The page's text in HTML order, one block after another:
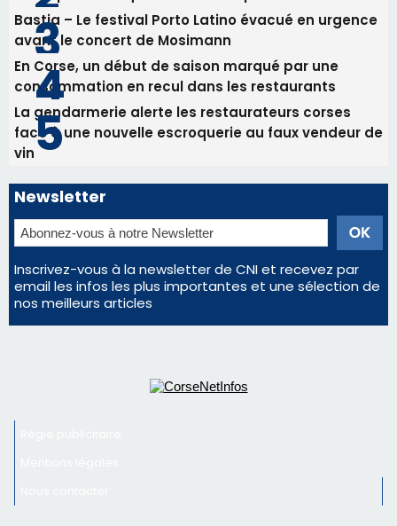
Les plus lus
Satine Nomary est la nouvelle Miss Corse 2026
Éclipse du 12 août : la Corse aux premières loges
d'un spectacle qui ne reviendra pas avant 2081
Bastia – Le festival Porto Latino évacué en urgence
avant le concert de Mosimann
En Corse, un début de saison marqué par une
consommation en recul dans les restaurants
La gendarmerie alerte les restaurateurs corses
face à une nouvelle escroquerie au faux vendeur de